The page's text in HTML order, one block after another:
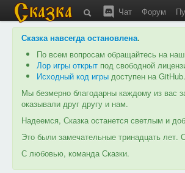
Чат Форум
Сказка навсегда остановлена.
По всем вопросам обращайтесь на наш
Лор игры открыт под свободной
Исходный код игры доступен на GitHub.
Мы безмерно благодарны каждому из вас
оказывали друг другу и нам.
Надеемся, Сказка останется светлым и
Это были замечательные тринадцать лет.
С любовью, команда Сказки.